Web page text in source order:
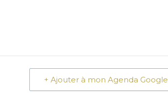
+ Ajouter à mon Agenda Google